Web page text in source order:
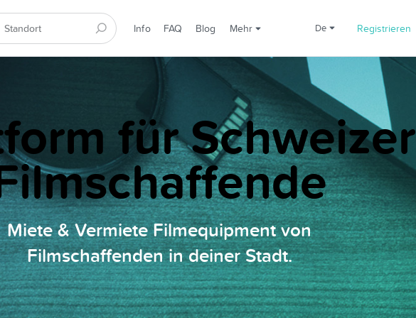
Info FAQ Blog Mehr de Registrieren
für Schweizer
Miete & Vermiete Filmequipment von
Filmschaffenden in deiner Stadt.